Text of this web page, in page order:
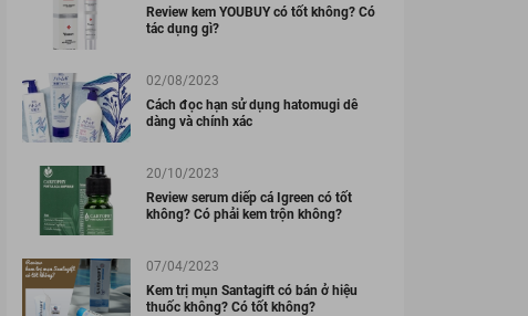
MỸ PHẨM KOR HÀN QUỐC
Tẩy Da Chết KOR
Supreme Peeling Gel
283.000 đ
mờ nhăn KOR
SUPREME FACIAL
483.000 đ 568.000 đ
Review kem YOUBUY có tốt không? Có
tác dụng gì?
02/08/2023
Cách đọc hạn sử dụng hatomugi dễ
dàng và chính xác
20/10/2023
Review serum diếp cá Igreen có tốt
không? Có phải kem trộn không?
07/04/2023
Kem trị mụn Santagift có bán ở hiệu
thuốc không? Có tốt không?